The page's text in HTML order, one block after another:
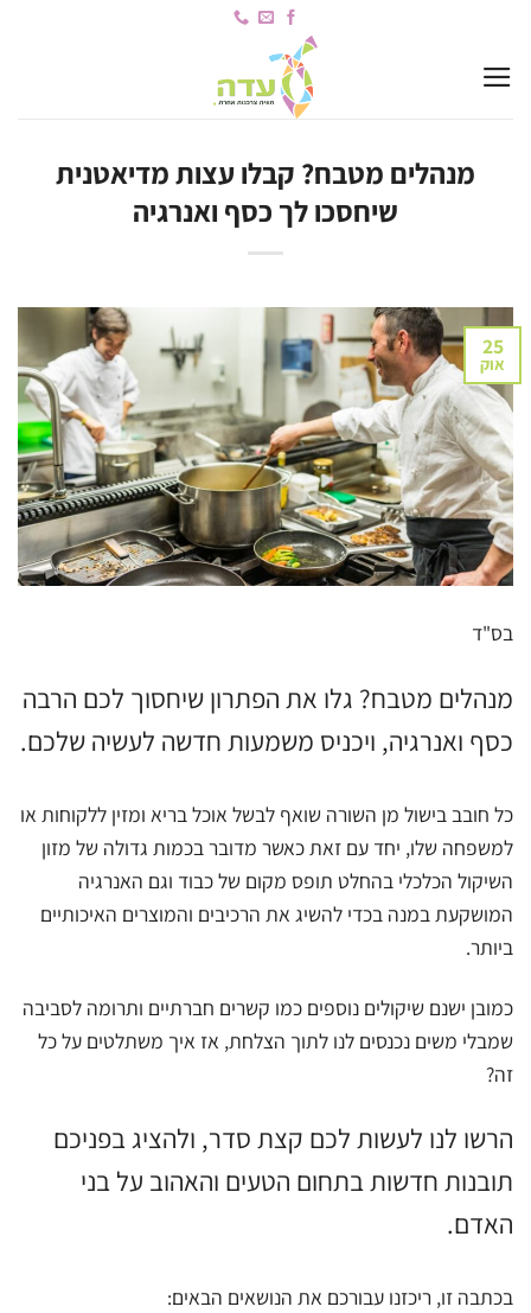
content
מנהלים מטבח? קבלו עצות מדיאטנית
שיחסכו לך כסף ואנרגיה
25
אוק
בס"ד
מנהלים מטבח? גלו את הפתרון שיחסוך לכם הרבה
כסף ואנרגיה, ויכניס משמעות חדשה לעשיה שלכם.
כל חובב בישול מן השורה שואף לבשל אוכל בריא ומזין ללקוחות או
למשפחה שלו, יחד עם זאת כאשר מדובר בכמות גדולה של מזון
השיקול הכלכלי בהחלט תופס מקום של כבוד וגם האנרגיה
המושקעת במנה בכדי להשיג את הרכיבים והמוצרים האיכותיים
ביותר.
כמובן ישנם שיקולים נוספים כמו קשרים חברתיים ותרומה לסביבה
שמבלי משים נכנסים לנו לתוך הצלחת, אז איך משתלטים על כל
זה?
הרשו לנו לעשות לכם קצת סדר, ולהציג בפניכם
תובנות חדשות בתחום הטעים והאהוב על בני
האדם.
בכתבה זו, ריכזנו עבורכם את הנושאים הבאים: